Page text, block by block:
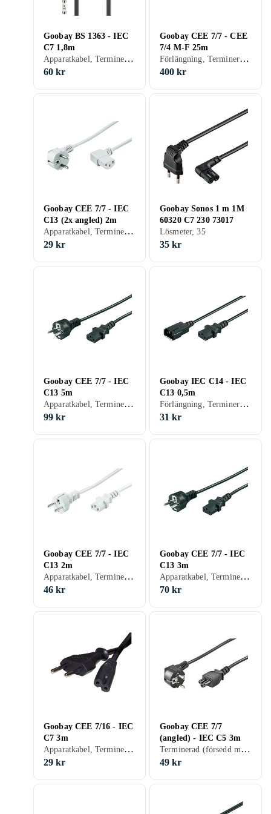
Goobay BS 1363 - IEC
C7 1,8m
Apparatkabel, Terminerad (försedd med kontakter), 33.33
60 kr
Goobay CEE 7/7 - CEE
7/4 M-F 25m
Förlängning, Terminerad (försedd med kontakter), 16
400 kr
Goobay CEE 7/7 - IEC
C13 (2x angled) 2m
Apparatkabel, Terminerad (försedd med kontakter), 14.5
29 kr
Goobay Sonos 1 m 1M
60320 C7 230 73017
Lösmeter, 35
35 kr
Goobay CEE 7/7 - IEC
C13 5m
Apparatkabel, Terminerad (försedd med kontakter), 19.8
99 kr
Goobay IEC C14 - IEC
C13 0,5m
Förlängning, Terminerad (försedd med kontakter), 62
31 kr
Goobay CEE 7/7 - IEC
C13 2m
Apparatkabel, Terminerad (försedd med kontakter), 23
46 kr
Goobay CEE 7/7 - IEC
C13 3m
Apparatkabel, Terminerad (försedd med kontakter), 23.33
70 kr
Goobay CEE 7/16 - IEC
C7 3m
Apparatkabel, Terminerad (försedd med kontakter), 9.67
29 kr
Goobay CEE 7/7
(angled) - IEC C5 3m
Terminerad (försedd med kontakter), 16.33
49 kr